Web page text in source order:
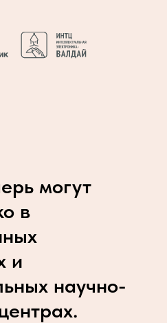
могут
в
и
научно-